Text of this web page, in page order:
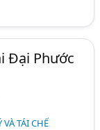
Đại Phước
TÁI CHẾ